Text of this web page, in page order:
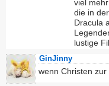
viel
die in
Dracula
lustige
GinJinny
wenn Christen